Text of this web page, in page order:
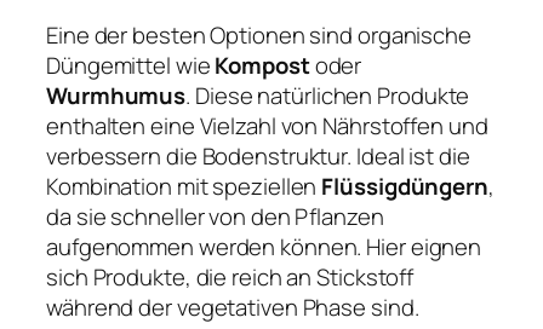
Eine der besten Optionen sind organische
Düngemittel wieKompostoder
Wurmhumus. Diese natürlichen Produkte
enthalten eine Vielzahl von Nährstoffen und
verbessern die Bodenstruktur. Ideal ist die
Kombination mit speziellen Flüssigdüngern,
da sie schneller von den Pflanzen
aufgenommen werden können. Hier eignen
sich Produkte, die reich an Stickstoff
während der vegetativen Phase sind.